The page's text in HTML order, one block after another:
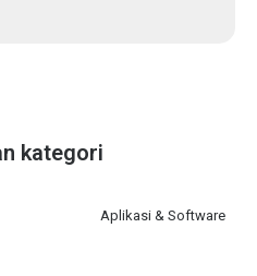
kategori
Aplikasi & Software